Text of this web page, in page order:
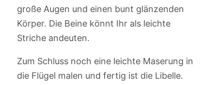
große Augen und einen bunt glänzenden
Körper. Die Beine könnt Ihr als leichte
Striche andeuten.
Zum Schluss noch eine leichte Maserung in
die Flügel malen und fertig ist die Libelle.